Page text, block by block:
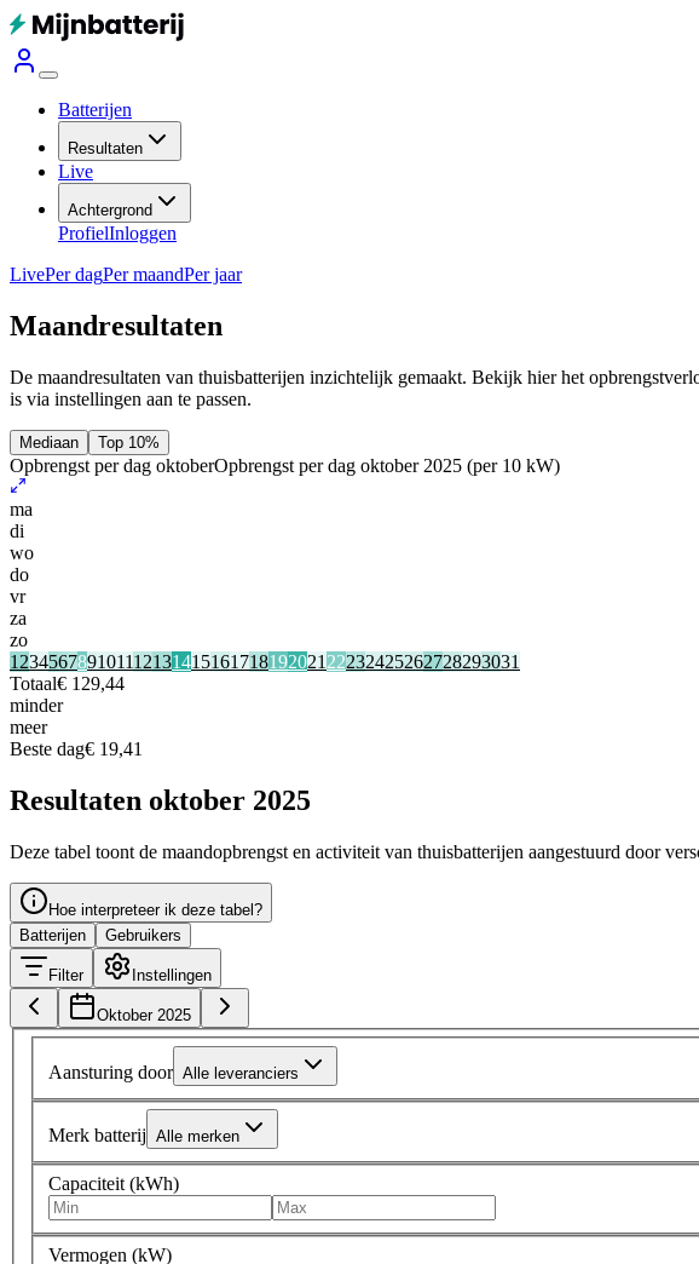
Batterijen
Resultaten
Live
Achtergrond
ProfielInloggen
LivePer dagPer maandPer jaar
Maandresultaten
De maandresultaten van thuisbatterijen inzichtelijk gemaakt. Bekijk hier het
is via instellingen aan te passen.
Mediaan Top 10%
Opbrengst per dag oktoberOpbrengst per dag oktober 2025 (per 10 kW)
ma
di
wo
do
vr
za
zo
1 23456789101112131415161718192021 22232425262728293031
Totaal€ 129,44
minder
meer
Beste dag€ 19,41
Resultaten oktober 2025
Deze tabel toont de maandopbrengst en activiteit van thuisbatterijen aangestuurd door
Hoe interpreteer ik deze tabel?
Batterijen
Gebruikers
Filter Instellingen
Oktober 2025
Aansturing door Alle leveranciers
Merk batterij Alle merken
Capaciteit (kWh)
Vermogen (kW)